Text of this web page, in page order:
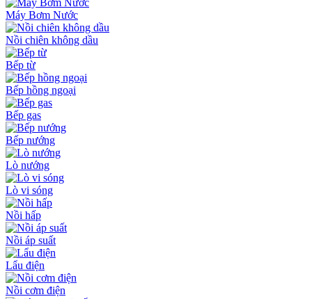
Máy Bơm Nước
Nồi chiên không dầu
Bếp từ
Bếp hồng ngoại
Bếp gas
Bếp nướng
Lò nướng
Lò vi sóng
Nồi hấp
Nồi áp suất
Lẩu điện
Nồi cơm điện